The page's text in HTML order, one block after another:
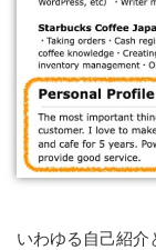
いわゆる自己紹介